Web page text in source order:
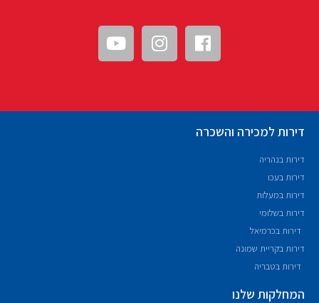
דירות למכירה והשכרה
דירות בנהריה
דירות בעכו
דירות במעלות
דירות בשלומי
דירות בכרמיאל
דירות בקריית שמונה
דירות בטבריה
המחלקות שלנו